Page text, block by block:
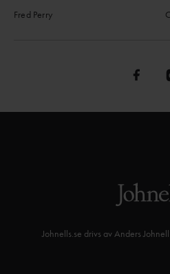
Fred Perry
Johnells.se drivs av Anders